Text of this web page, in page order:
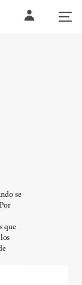
se
que